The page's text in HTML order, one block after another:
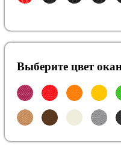
Выберите цвет